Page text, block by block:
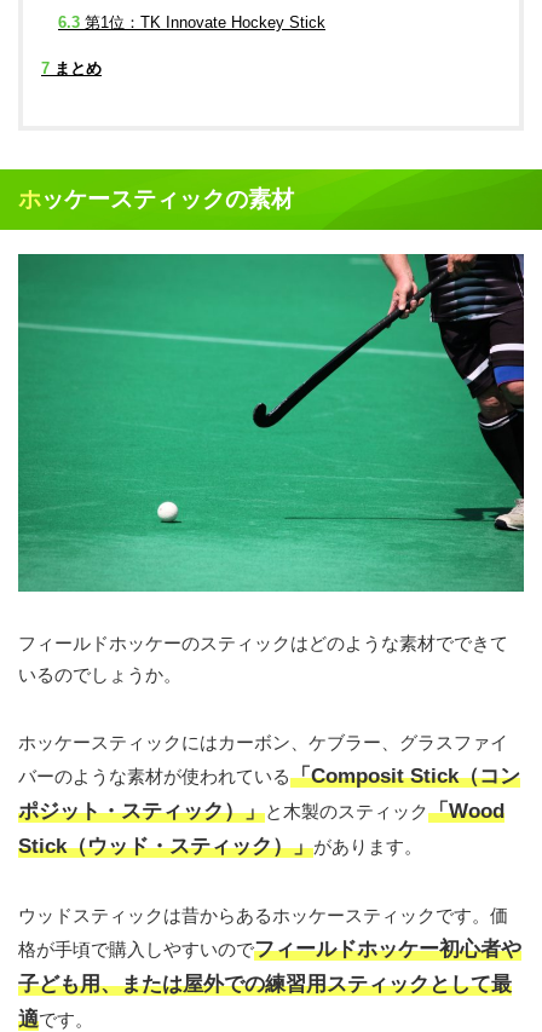
6.3 第1位：TK Innovate Hockey Stick
7 まとめ
ホッケースティックの素材
フィールドホッケーのスティックはどのような素材でできて
いるのでしょうか。
ホッケースティックにはカーボン、ケブラー、グラスファイ
バーのような素材が使われている「Composit Stick（コン
ポジット・スティック）」と木製のスティック「Wood
Stick（ウッド・スティック）」があります。
ウッドスティックは昔からあるホッケースティックです。価
格が手頃で購入しやすいのでフィールドホッケー初心者や
子ども用、または屋外での練習用スティックとして最
適です。